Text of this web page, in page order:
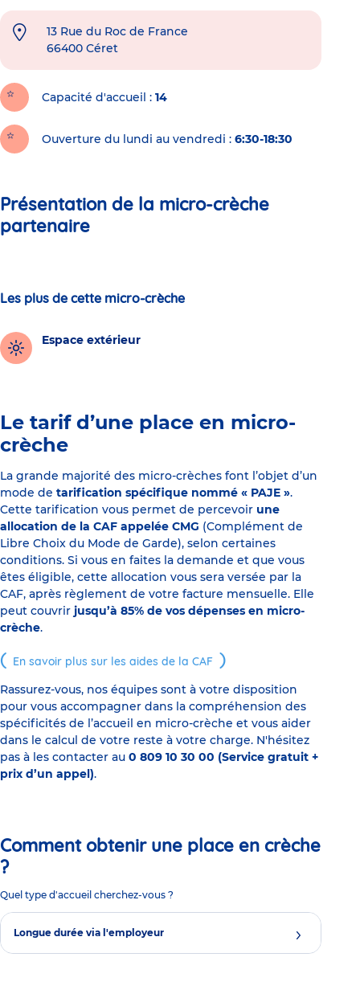
13 Rue du Roc de France
66400 Céret
Capacité d'accueil 14
Ouverture du lundi au vendredi : 6:30-18:30
Présentation de la micro-crèche
partenaire
Les plus de cette micro-crèche
Espace extérieur
Le tarif d’une place en micro-
crèche
La grande majorité des micro-crèches font l’objet d’un
mode de tarification spécifique nommé « PAJE ».
Cette tarification vous permet de percevoir une
allocation de la CAF appelée CMG (Complément de
Libre Choix du Mode de Garde), selon certaines
conditions. Si vous en faites la demande et que vous
êtes éligible, cette allocation vous sera versée par la
CAF, après règlement de votre facture mensuelle. Elle
peut couvrir jusqu’à 85% de vos dépenses en micro-
crèche.
En savoir plus sur les aides de la CAF
Rassurez-vous, nos équipes sont à votre disposition
pour vous accompagner dans la compréhension des
spécificités de l’accueil en micro-crèche et vous aider
dans le calcul de votre reste à votre charge. N'hésitez
pas à les contacter au 0 809 10 30 00 (Service gratuit +
prix d’un appel).
Comment obtenir une place en crèche
?
Quel type d'accueil cherchez-vous ?
Longue durée via l'employeur